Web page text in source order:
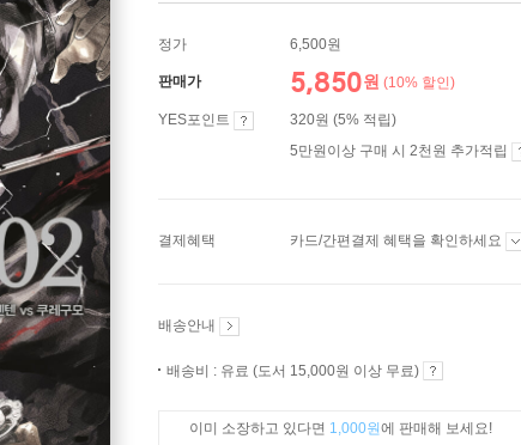
정가 6,500원
판매가 5,850원 (10% 할인)
YES포인트
320원 (5% 적립)
5만원이상 구매 시 2천원 추가적립
결제혜택 카드/간편결제 혜택을 확인하세요
배송안내
배송비 : 유료 (도서 15,000원 이상 무료)
이미 소장하고 있다면 1,000원에 판매해 보세요!